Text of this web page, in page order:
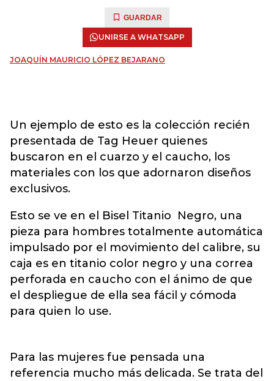
GUARDAR
UNIRSE A WHATSAPP
JOAQUÍN MAURICIO LÓPEZ BEJARANO
Un ejemplo de esto es la colección recién
presentada de Tag Heuer quienes
buscaron en el cuarzo y el caucho, los
materiales con los que adornaron diseños
exclusivos.
Esto se ve en el Bisel Titanio Negro, una
pieza para hombres totalmente automática
impulsado por el movimiento del calibre, su
caja es en titanio color negro y una correa
perforada en caucho con el ánimo de que
el despliegue de ella sea fácil y cómoda
para quien lo use.
Para las mujeres fue pensada una
referencia mucho más delicada. Se trata del